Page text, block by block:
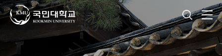
주메뉴 바로가기
본문내용 바로가기
푸터 바로가기
국민대학교